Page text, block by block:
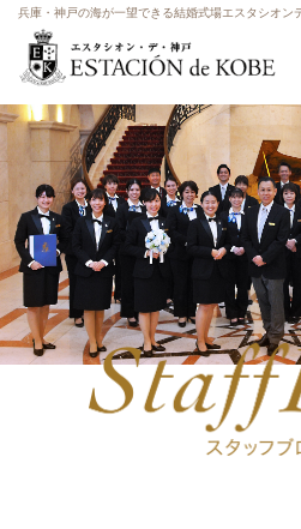
兵庫・神戸の海が一望できる結婚式場エスタシオン